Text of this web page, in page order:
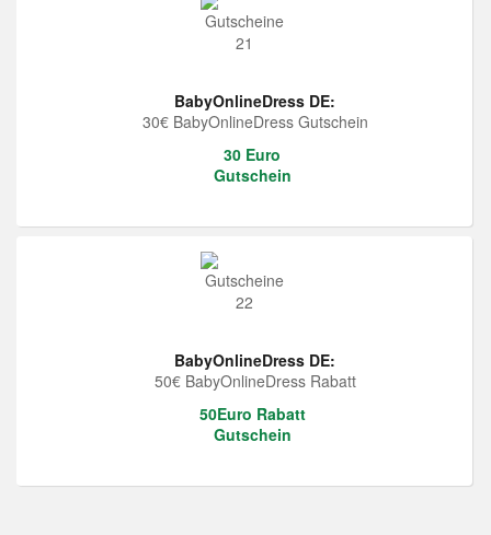
BabyOnlineDress DE:
30€ BabyOnlineDress Gutschein
30 Euro
Gutschein
BabyOnlineDress DE:
50€ BabyOnlineDress Rabatt
50Euro Rabatt
Gutschein